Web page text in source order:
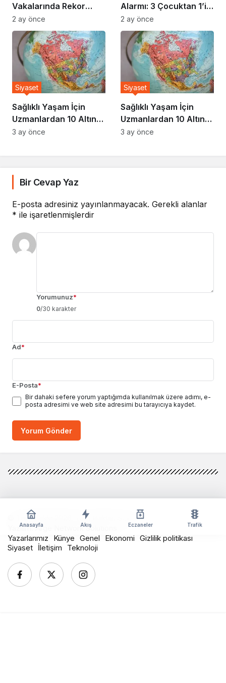
Vakalarında Rekor
Artış: Uzmanlar Nedeni
Açıkladı
2 ay önce
Alarmı: 3 Çocuktan 1’i
Risk Altında
2 ay önce
Sağlıklı Yaşam İçin
Uzmanlardan 10 Altın
Kural
Siyaset
3 ay önce
Sağlıklı Yaşam İçin
Uzmanlardan 10 Altın
Kural
Siyaset
3 ay önce
Bir Cevap Yaz
E-posta adresiniz yayınlanmayacak. Gerekli alanlar
* ile işaretlenmişlerdir
Yorumunuz*
0/30 karakter
Ad*
E-Posta*
Bir dahaki sefere yorum yaptığımda kullanılmak üzere adımı, e-
posta adresimi ve web site adresimi bu tarayıcıya kaydet.
Yorum Gönder
Anasayfa Akış Eczaneler Trafik
© Telif Hakkı 2026, Tüm Hakları Saklıdır
Yazılım:Arge Network Solutions
Yazarlarımız
Künye Genel Ekonomi Gizlilik politikası
Siyaset İletişim Teknoloji